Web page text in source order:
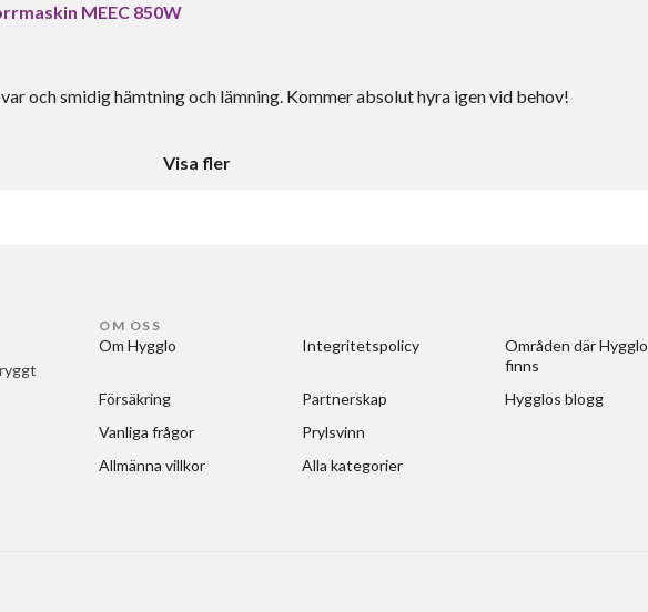
MEEC 850W
och smidig hämtning och lämning. Kommer absolut hyra igen vid behov!
Visa fler
OM OSS
Om Hygglo
Försäkring
Vanliga frågor
Allmänna villkor
Integritetspolicy
Partnerskap
Prylsvinn
Alla kategorier
Områden där Hygglo
finns
Hygglos blogg